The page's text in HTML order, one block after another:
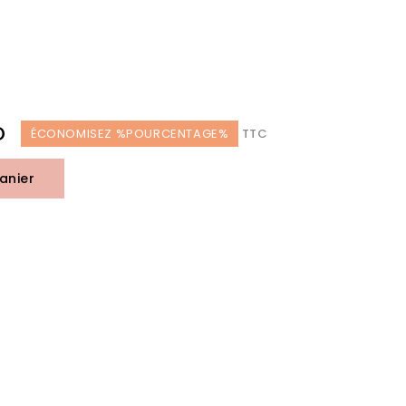
ÉCONOMISEZ %POURCENTAGE% TTC